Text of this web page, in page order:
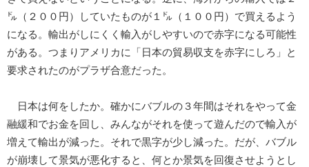
㌦（２００円）していたものが１㌦（１００円）で買えるよう
になる。輸出がしにくく輸入がしやすいので赤字になる可能性
がある。つまりアメリカに「日本の貿易収支を赤字にしろ」と
要求されたのがプラザ合意だった。
日本は何をしたか。確かにバブルの３年間はそれをやって金
融緩和でお金を回し、みんながそれを使って遊んだので輸入が
増えて輸出が減った。それで黒字が少し減った。だが、バブル
が崩壊して景気が悪化すると、何とか景気を回復させようとし